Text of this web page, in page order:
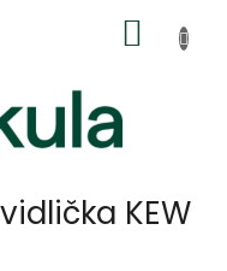
KOŠÍK
KEW